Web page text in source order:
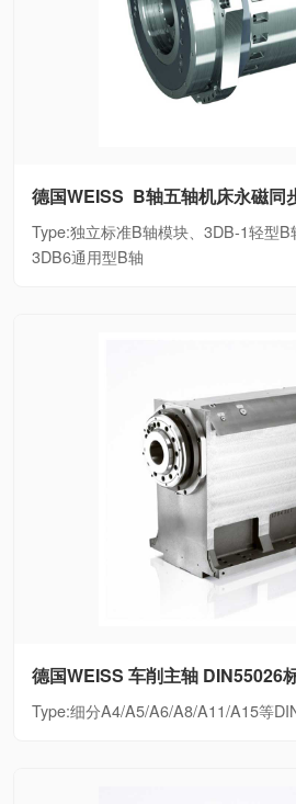
Type:独立标准B轴模块、3DB-1轻型B
3DB6通用型B轴
Type:细分A4/A5/A6/A8/A11/A15等